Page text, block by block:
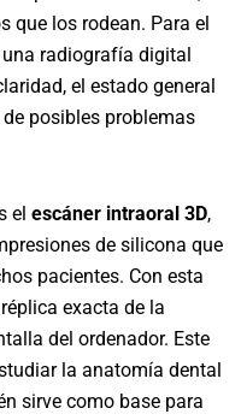
que los rodean. Para el
radiografía digital
el estado general
posibles problemas
el escáner intraoral 3D,
de silicona que
pacientes. Con esta
exacta de la
del ordenador. Este
la anatomía dental
sirve como base para